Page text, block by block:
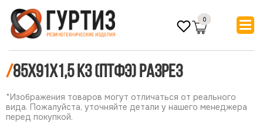
0
/85х91х1,5 КЗ (ПТФЭ) РАЗРЕЗ
*Изображения товаров могут отличаться от реального
вида. Пожалуйста, уточняйте детали у нашего менеджера
перед покупкой.